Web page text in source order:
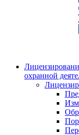
охранной